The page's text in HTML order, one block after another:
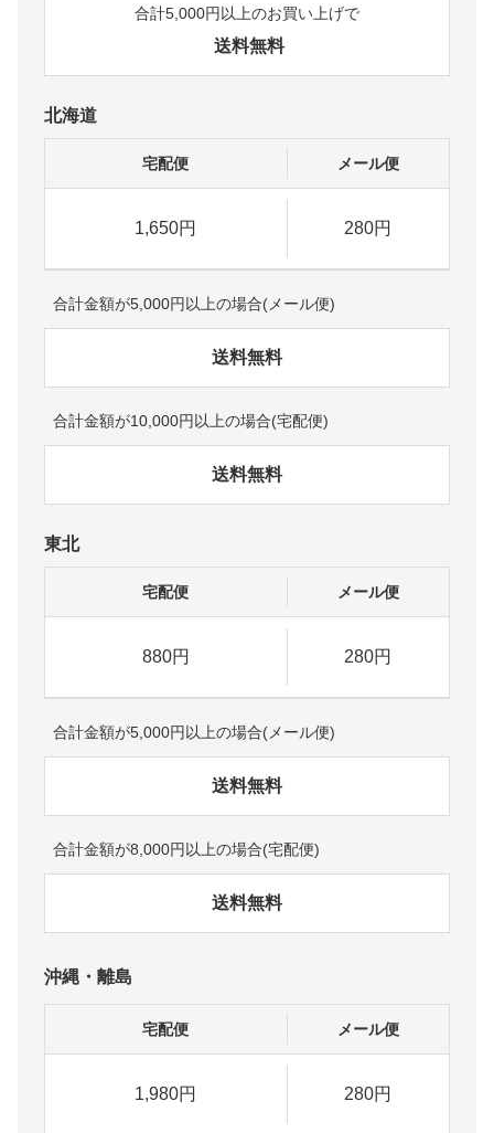
合計5,000円以上のお買い上げで
送料無料
北海道
宅配便 メール便
1,650円 280円
合計金額が5,000円以上の場合(メール便)
送料無料
合計金額が10,000円以上の場合(宅配便)
送料無料
東北
宅配便 メール便
880円 280円
合計金額が5,000円以上の場合(メール便)
送料無料
合計金額が8,000円以上の場合(宅配便)
送料無料
沖縄・離島
宅配便 メール便
1,980円 280円